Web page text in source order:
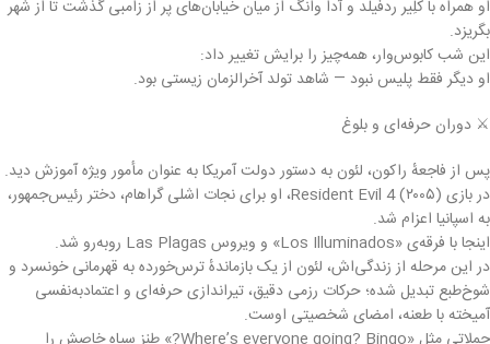
او همراه با کلِیر ردفیلد و آدا وانگ از میان خیابان‌های پر از زامبی گذشت تا از شهر
بگریزد.
این شب کابوس‌وار، همه‌چیز را برایش تغییر داد:
او دیگر فقط پلیس نبود — شاهد تولد آخرالزمان زیستی بود.
⚔️ دوران حرفه‌ای و بلوغ
پس از فاجعهٔ راكون، لئون به دستور دولت آمریکا به عنوان مأمور ویژه آموزش دید.
در بازی Resident Evil 4 (۲۰۰۵)، او برای نجات اشلی گراهام، دختر رئیس‌جمهور،
به اسپانیا اعزام شد.
اینجا با فرقه‌ی «Los Illuminados» و ویروس Las Plagas روبه‌رو شد.
در این مرحله از زندگی‌اش، لئون از یک بازماندهٔ ترس‌خورده به قهرمانی خونسرد و
شوخ‌طبع تبدیل شده؛ حرکات رزمی دقیق، تیراندازی حرفه‌ای و اعتماد‌به‌نفسی
آمیخته با طعنه، امضای شخصیتی اوست.